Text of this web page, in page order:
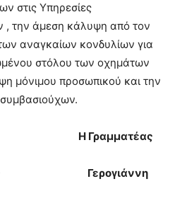
στις Υπηρεσίες
, την άμεση κάλυψη από τον
αναγκαίων κονδυλίων για
στόλου των οχημάτων
μόνιμου προσωπικού και την
Η Γραμματέας
Γερογιάννη